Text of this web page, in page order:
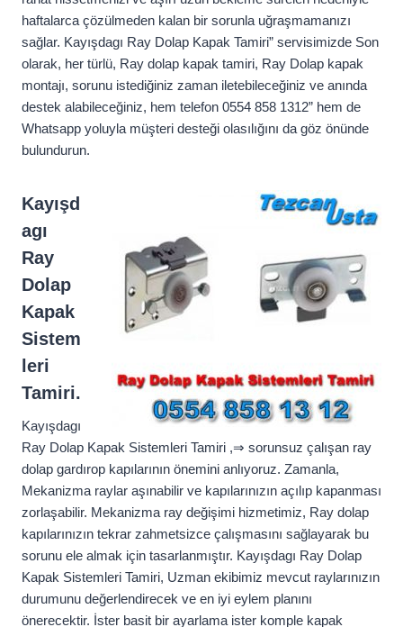
haftalarca çözülmeden kalan bir sorunla uğraşmamanızı
sağlar. Kayışdagı Ray Dolap Kapak Tamiri” servisimizde Son
olarak, her türlü, Ray dolap kapak tamiri, Ray Dolap kapak
montajı, sorunu istediğiniz zaman iletebileceğiniz ve anında
destek alabileceğiniz, hem telefon 0554 858 1312” hem de
Whatsapp yoluyla müşteri desteği olasılığını da göz önünde
bulundurun.
Kayışd
agı
Ray
Dolap
Kapak
Sistem
leri
Tamiri.
Kayışdagı
Ray Dolap Kapak Sistemleri Tamiri ,⇒ sorunsuz çalışan ray
dolap gardırop kapılarının önemini anlıyoruz. Zamanla,
Mekanizma raylar aşınabilir ve kapılarınızın açılıp kapanması
zorlaşabilir. Mekanizma ray değişimi hizmetimiz, Ray dolap
kapılarınızın tekrar zahmetsizce çalışmasını sağlayarak bu
sorunu ele almak için tasarlanmıştır. Kayışdagı Ray Dolap
Kapak Sistemleri Tamiri, Uzman ekibimiz mevcut raylarınızın
durumunu değerlendirecek ve en iyi eylem planını
önerecektir. İster basit bir ayarlama ister komple kapak